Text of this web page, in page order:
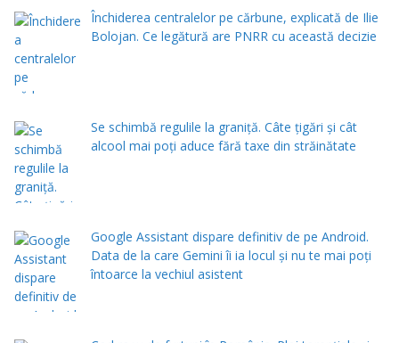
Închiderea centralelor pe cărbune, explicată de Ilie
Bolojan. Ce legătură are PNRR cu această decizie
Se schimbă regulile la graniță. Câte țigări și cât
alcool mai poți aduce fără taxe din străinătate
Google Assistant dispare definitiv de pe Android.
Data de la care Gemini îi ia locul și nu te mai poți
întoarce la vechiul asistent